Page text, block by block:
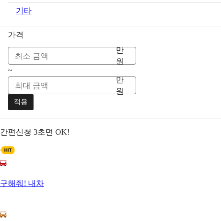
기타
가격
만
원
~
만
원
적용
간편신청 3초면 OK!
구해줘! 내차